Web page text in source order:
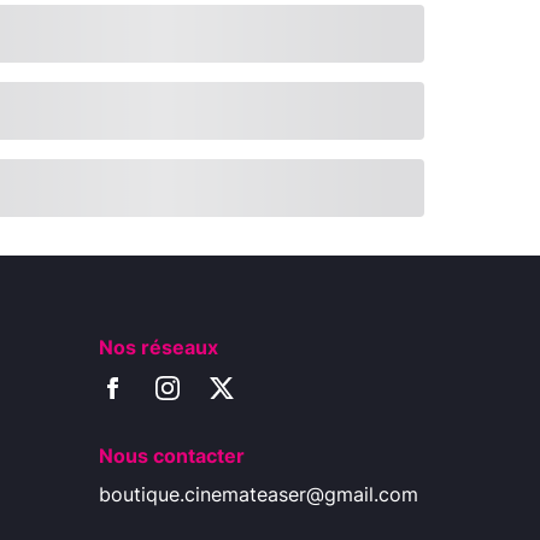
Nos réseaux
Nous contacter
boutique.cinemateaser@gmail.com